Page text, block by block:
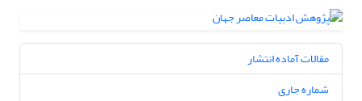
مقالات آماده انتشار
شماره جاری